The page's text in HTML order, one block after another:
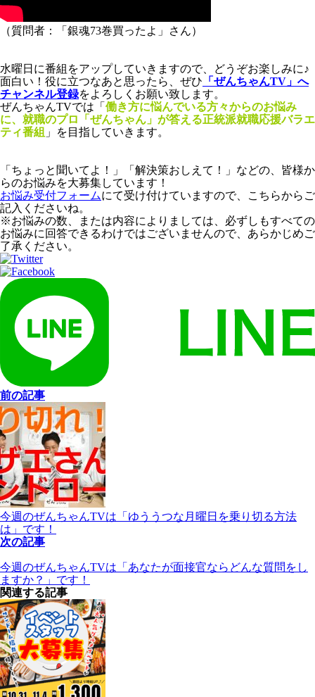
（質問者：「銀魂73巻買ったよ」さん）
水曜日に番組をアップしていきますので、どうぞお楽しみに♪
面白い！役に立つなあと思ったら、ぜひ 「ぜんちゃんTV」へ
チャンネル登録をよろしくお願い致します。
ぜんちゃんTVでは「 働き方に悩んでいる方々からのお悩み
に、就職のプロ「ぜんちゃん」が答える正統派就職応援バラエ
ティ番組 」 を目指していきます。
「ちょっと聞いてよ！」「解決策おしえて！」などの、皆様か
らのお悩みを大募集しています！
お悩み受付フォームにて受け付けていますので、こちらからご
記入くださいね。
※お悩みの数、または内容によりましては、必ずしもすべての
お悩みに回答できるわけではございませんので、あらかじめご
了承ください。
前の記事
今週のぜんちゃんTVは「ゆううつな月曜日を乗り切る方法
は」です！
次の記事
今週のぜんちゃんTVは「あなたが面接官ならどんな質問をし
ますか？」です！
関連する記事